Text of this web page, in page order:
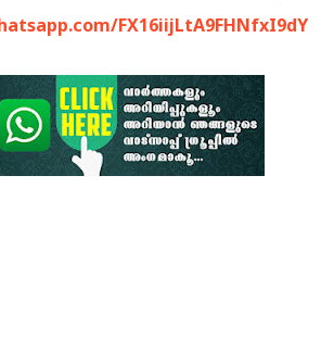
FX16iijLtA9FHNfxI9dY